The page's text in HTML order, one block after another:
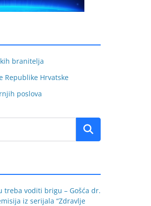
branitelja
Republike Hrvatske
poslova
treba voditi brigu – Gošća dr.
iz serijala “Zdravlje